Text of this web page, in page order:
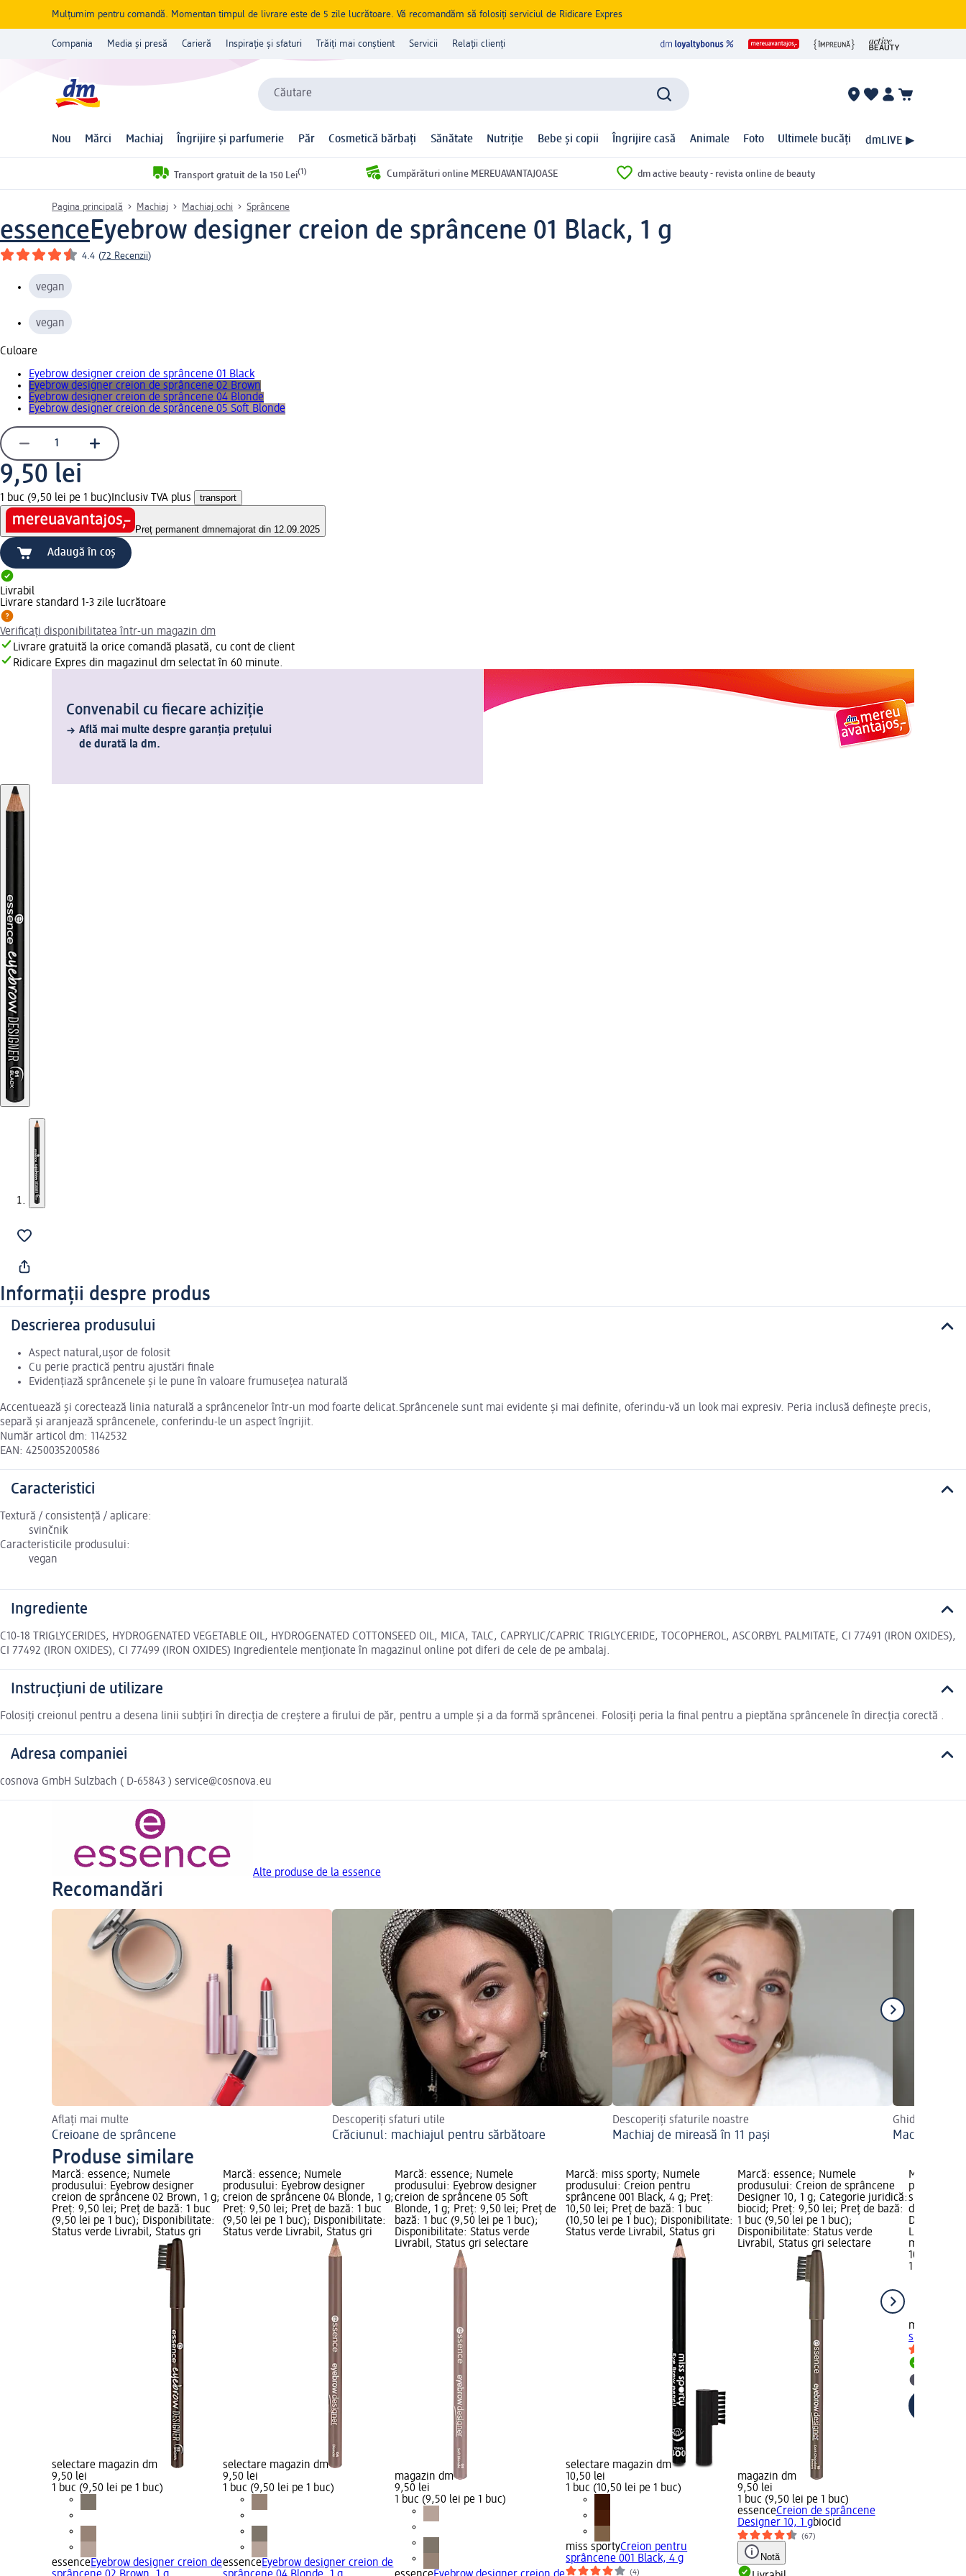
Mulțumim pentru comandă. Momentan timpul de livrare este de 5 zile lucrătoare. Vă recomandăm să folosiți serviciul de Ridicare Expres
Compania Media și presă Carieră Inspirație și sfaturi Trăiți mai conștient Servicii Relații clienți
Căutare
Nou Mărci Machiaj Îngrijire și parfumerie Păr Cosmetică bărbați Sănătate Nutriție Bebe și copii Îngrijire casă Animale Foto Ultimele bucăți dmLIVE ▶
Transport gratuit de la 150 Lei(1) Cumpărături online MEREUAVANTAJOASE dm active beauty - revista online de beauty
Pagina principală Machiaj Machiaj ochi Sprâncene
essenceEyebrow designer creion de sprâncene 01 Black, 1 g
4.4 (72 Recenzii)
vegan
vegan
Culoare
Eyebrow designer creion de sprâncene 01 Black
Eyebrow designer creion de sprâncene 02 Brown
Eyebrow designer creion de sprâncene 04 Blonde
Eyebrow designer creion de sprâncene 05 Soft Blonde
9,50 lei
1 buc (9,50 lei pe 1 buc) Inclusiv TVA plus transport
Preț permanent dmnemajorat din 12.09.2025
Adaugă în coș
Livrabil
Livrare standard 1-3 zile lucrătoare
Verificați disponibilitatea într-un magazin dm
Livrare gratuită la orice comandă plasată, cu cont de client
Ridicare Expres din magazinul dm selectat în 60 minute.
Convenabil cu fiecare achiziție
Află mai multe despre garanția prețului
de durată la dm.
Informații despre produs
Descrierea produsului
Aspect natural,ușor de folosit
Cu perie practică pentru ajustări finale
Evidențiază sprâncenele și le pune în valoare frumusețea naturală
Accentuează și corectează linia naturală a sprâncenelor într-un mod foarte delicat.Sprâncenele sunt mai evidente și mai definite, oferindu-vă un look mai expresiv. Peria inclusă definește precis,
separă și aranjează sprâncenele, conferindu-le un aspect îngrijit.
Număr articol dm: 1142532
EAN: 4250035200586
Caracteristici
Textură / consistență / aplicare:
svinčnik
Caracteristicile produsului:
vegan
Ingrediente
C10-18 TRIGLYCERIDES, HYDROGENATED VEGETABLE OIL, HYDROGENATED COTTONSEED OIL, MICA, TALC, CAPRYLIC/CAPRIC TRIGLYCERIDE, TOCOPHEROL, ASCORBYL PALMITATE, CI 77491 (IRON OXIDES),
CI 77492 (IRON OXIDES), CI 77499 (IRON OXIDES) Ingredientele menționate în magazinul online pot diferi de cele de pe ambalaj.
Instrucțiuni de utilizare
Folosiți creionul pentru a desena linii subțiri în direcția de creștere a firului de păr, pentru a umple și a da formă sprâncenei. Folosiți peria la final pentru a pieptăna sprâncenele în direcția corectă .
Adresa companiei
cosnova GmbH Sulzbach ( D-65843 ) service@cosnova.eu
Alte produse de la essence
Recomandări
Aflați mai multe
Creioane de sprâncene
Descoperiți sfaturi utile
Crăciunul: machiajul pentru sărbătoare
Descoperiți sfaturile noastre
Machiaj de mireasă în 11 pași
Ghidul pas cu
Machiaj
Produse similare
Marcă: essence; Numele
produsului: Eyebrow designer
creion de sprâncene 02 Brown, 1 g;
Preț: 9,50 lei; Preț de bază: 1 buc
(9,50 lei pe 1 buc); Disponibilitate:
Status verde Livrabil, Status gri
selectare magazin dm
9,50 lei
1 buc (9,50 lei pe 1 buc)
essenceEyebrow designer creion de
Marcă: essence; Numele
produsului: Eyebrow designer
creion de sprâncene 04 Blonde, 1 g;
Preț: 9,50 lei; Preț de bază: 1 buc
(9,50 lei pe 1 buc); Disponibilitate:
Status verde Livrabil, Status gri
selectare magazin dm
9,50 lei
1 buc (9,50 lei pe 1 buc)
essenceEyebrow designer creion de
Marcă: essence; Numele
produsului: Eyebrow designer
creion de sprâncene 05 Soft
Blonde, 1 g; Preț: 9,50 lei; Preț de
bază: 1 buc (9,50 lei pe 1 buc);
Disponibilitate: Status verde
Livrabil, Status gri selectare
magazin dm
9,50 lei
1 buc (9,50 lei pe 1 buc)
Marcă: miss sporty; Numele
produsului: Creion pentru
sprâncene 001 Black, 4 g; Preț:
10,50 lei; Preț de bază: 1 buc
(10,50 lei pe 1 buc); Disponibilitate:
Status verde Livrabil, Status gri
selectare magazin dm
10,50 lei
1 buc (10,50 lei pe 1 buc)
miss sportyCreion pentru
sprâncene 001 Black, 4 g
(4)
Marcă: essence; Numele
produsului: Creion de sprâncene
Designer 10, 1 g; Categorie juridică:
biocid; Preț: 9,50 lei; Preț de bază:
1 buc (9,50 lei pe 1 buc);
Disponibilitate: Status verde
Livrabil, Status gri selectare
magazin dm
9,50 lei
1 buc (9,50 lei pe 1 buc)
essenceCreion de sprâncene
Designer 10, 1 gbiocid
(67)
Notă
Marcă:
sprâncene,
de bază: 1
Livrabil,
magazin
10,50 lei
1 buc
miss sporty
sprâncene,